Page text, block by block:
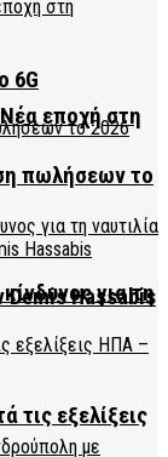
εποχή στη
για τη
6G
πωλήσεων το
Demis Hassabis
τις εξελίξεις